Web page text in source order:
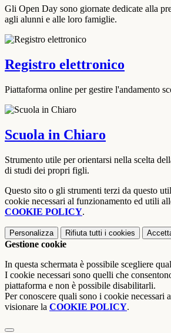
Gli Open Day sono giornate dedicate alla
agli alunni e alle loro famiglie.
Registro elettronico
Piattaforma online per gestire l'andamento
Scuola in Chiaro
Strumento utile per orientarsi nella scelta
di studi dei propri figli.
Questo sito o gli strumenti terzi da questo
cookie necessari al funzionamento ed utili
COOKIE POLICY.
Personalizza Rifiuta tutti i cookies
Gestione cookie
In questa schermata è possibile scegliere
I cookie necessari sono quelli che
piattaforma e non è possibile disabilitarli.
Per conoscere quali sono i cookie necessari
visionare la COOKIE POLICY.